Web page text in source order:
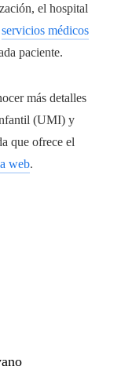
el hospital
servicios médicos
paciente.
más detalles
(UMI) y
que ofrece el
web.